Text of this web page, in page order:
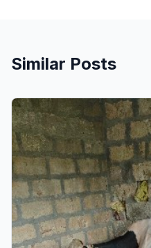
Similar Posts